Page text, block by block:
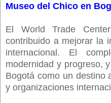
Museo del Chico en
El World Trade
contribuido a mejorar la
internacional. El
modernidad y progreso,
Bogotá como un destino
y organizaciones